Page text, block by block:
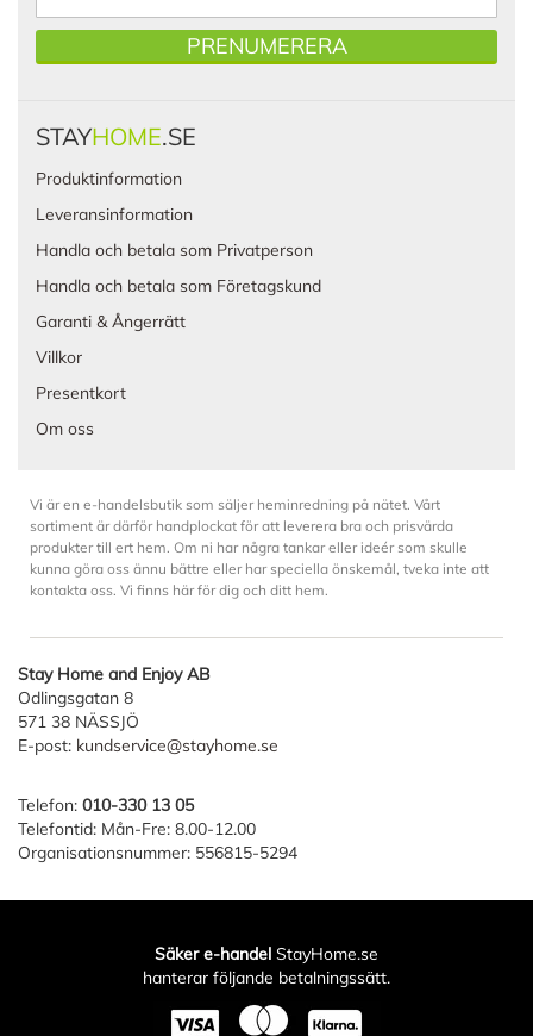
PRENUMERERA
STAYHOME.SE
Produktinformation
Leveransinformation
Handla och betala som Privatperson
Handla och betala som Företagskund
Garanti & Ångerrätt
Villkor
Presentkort
Om oss
Vi är en e-handelsbutik som säljer heminredning på nätet. Vårt
sortiment är därför handplockat för att leverera bra och prisvärda
produkter till ert hem. Om ni har några tankar eller ideér som skulle
kunna göra oss ännu bättre eller har speciella önskemål, tveka inte att
kontakta oss. Vi finns här för dig och ditt hem.
Stay Home and Enjoy AB
Odlingsgatan 8
571 38 NÄSSJÖ
E-post: kundservice@stayhome.se
Telefon: 010-330 13 05
Telefontid: Mån-Fre: 8.00-12.00
Organisationsnummer: 556815-5294
Säker e-handel StayHome.se
hanterar följande betalningssätt.